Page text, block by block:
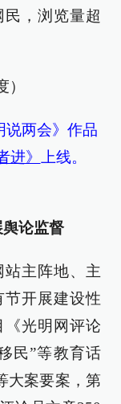
，浏览量超
说两会》作品
进》
上线。
论监督
主阵地、主
节开展建设性
《光明网评论
民”等教育话
大案要案，第